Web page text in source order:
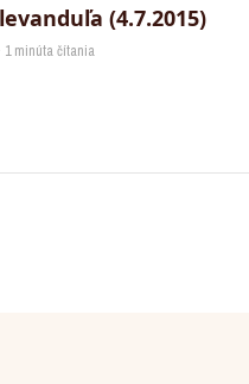
(4.7.2015)
1 minúta čítania